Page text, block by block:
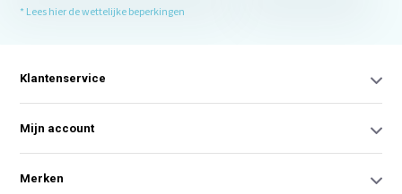
* Lees hier de wettelijke beperkingen
Klantenservice
Mijn account
Merken